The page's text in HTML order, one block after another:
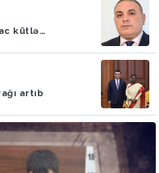
kütlə…
artıb